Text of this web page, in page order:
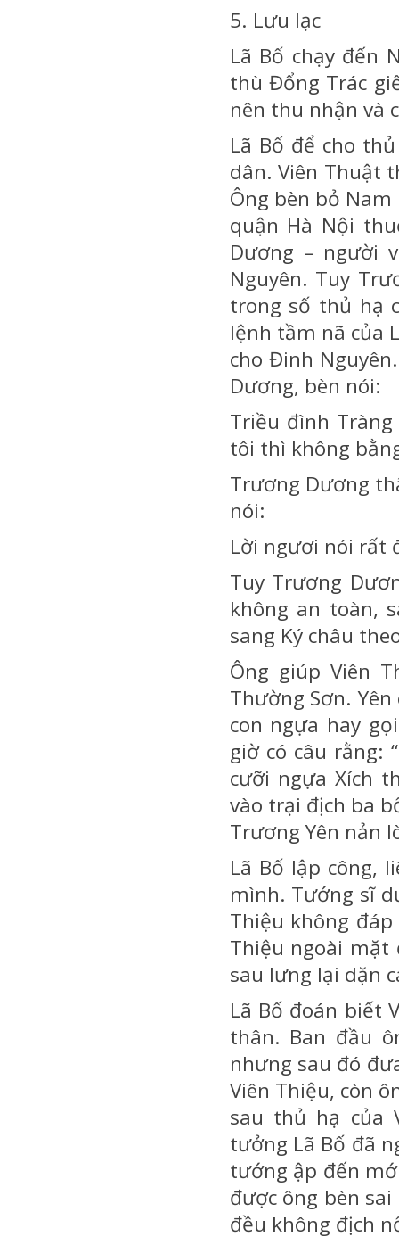
5. Lưu lạc
Lã Bố chạy đến
thù Đổng Trác
nên thu nhận và
Lã Bố để cho
dân. Viên Thuật
Ông bèn bỏ
quận Hà Nội
Dương – người
Nguyên. Tuy
trong số thủ hạ
lệnh tầm nã của
cho Đinh
Dương, bèn nói:
Triều đình
tôi thì không
Trương Dương
nói:
Lời ngươi nói rất
Tuy Trương
không an toàn,
sang Ký châu
Ông giúp Viên
Thường Sơn.
con ngựa hay
giờ có câu rằng:
cưỡi ngựa Xích
vào trại địch ba
Trương Yên nản
Lã Bố lập công,
mình. Tướng sĩ
Thiệu không
Thiệu ngoài mặt
sau lưng lại dặn
Lã Bố đoán biết
thân. Ban đầu
nhưng sau đó
Viên Thiệu, còn
sau thủ hạ của
tưởng Lã Bố đã
tướng ập đến
được ông bèn
đều không địch